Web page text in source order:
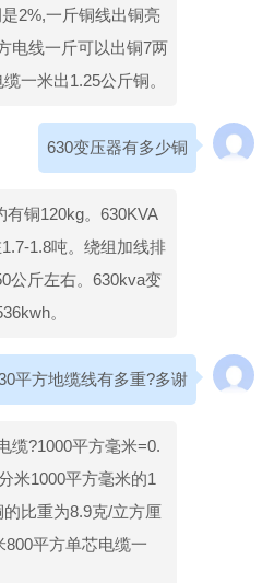
2%,一斤铜线出铜亮
电线一斤可以出铜7两
一米出1.25公斤铜。
630变压器有多少铜
有铜120kg。630KVA
1.8吨。绕组加线排
公斤左右。630kva变
。
平方地缆线有多重?多谢
缆?1000平方毫米=0.
米1000平方毫米的1
比重为8.9克/立方厘
平方单芯电缆一